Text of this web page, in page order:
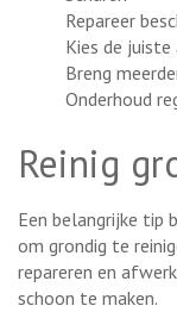
Repareer
Kies de
Breng
Onderhoud
Reinig
Een belangrijke tip
om grondig te
repareren en
schoon te maken.